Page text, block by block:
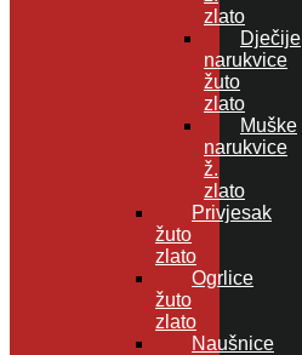
zlato
Dječije
narukvice
žuto
zlato
Muške
narukvice
ž.
zlato
Privjesak
žuto
zlato
Ogrlice
žuto
zlato
Naušnice